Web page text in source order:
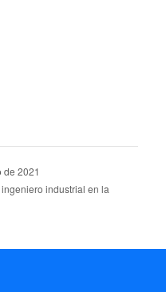
de 2021
industrial en la